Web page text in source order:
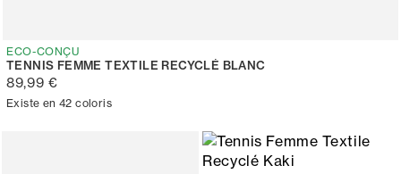
ECO-CONÇU
TENNIS FEMME TEXTILE RECYCLÉ BLANC
89,99 €
Existe en 42 coloris